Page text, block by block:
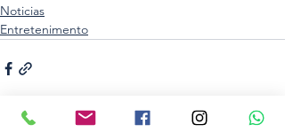
Noticias
Entretenimento